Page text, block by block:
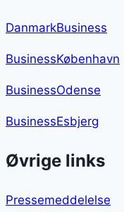
DanmarkBusiness
BusinessKøbenhavn
BusinessOdense
BusinessEsbjerg
Øvrige links
Pressemeddelelse